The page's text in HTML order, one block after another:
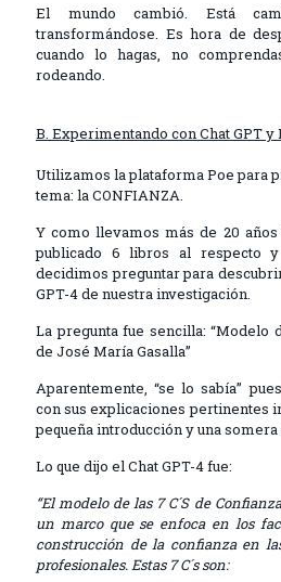
El mundo cambió. Está
transformándose. Es hora de
cuando lo hagas, no
rodeando.
B. Experimentando con Chat GPT y
Utilizamos la plataforma Poe para
tema: la CONFIANZA.
Y como llevamos más de 20
publicado 6 libros al respecto
decidimos preguntar para
GPT-4 de nuestra investigación.
La pregunta fue sencilla: “Modelo
de José María Gasalla”
Aparentemente, “se lo sabía”
con sus explicaciones pertinentes
pequeña introducción y una
Lo que dijo el Chat GPT-4 fue:
“El modelo de las 7 C´S de
un marco que se enfoca en los
construcción de la confianza en
profesionales. Estas 7 C´s son: